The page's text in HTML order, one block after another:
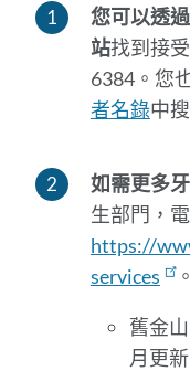
您可以透
站找到接
6384。您
者名錄中
如需更多
生部門，
https://
services
。
舊金
月更新